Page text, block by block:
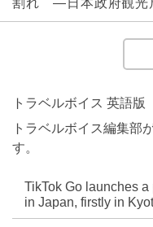
割れ ―日本政府観光
トラベルボイス 英語版
トラベルボイス編集部
す。
TikTok Go launches
in Japan, firstly in